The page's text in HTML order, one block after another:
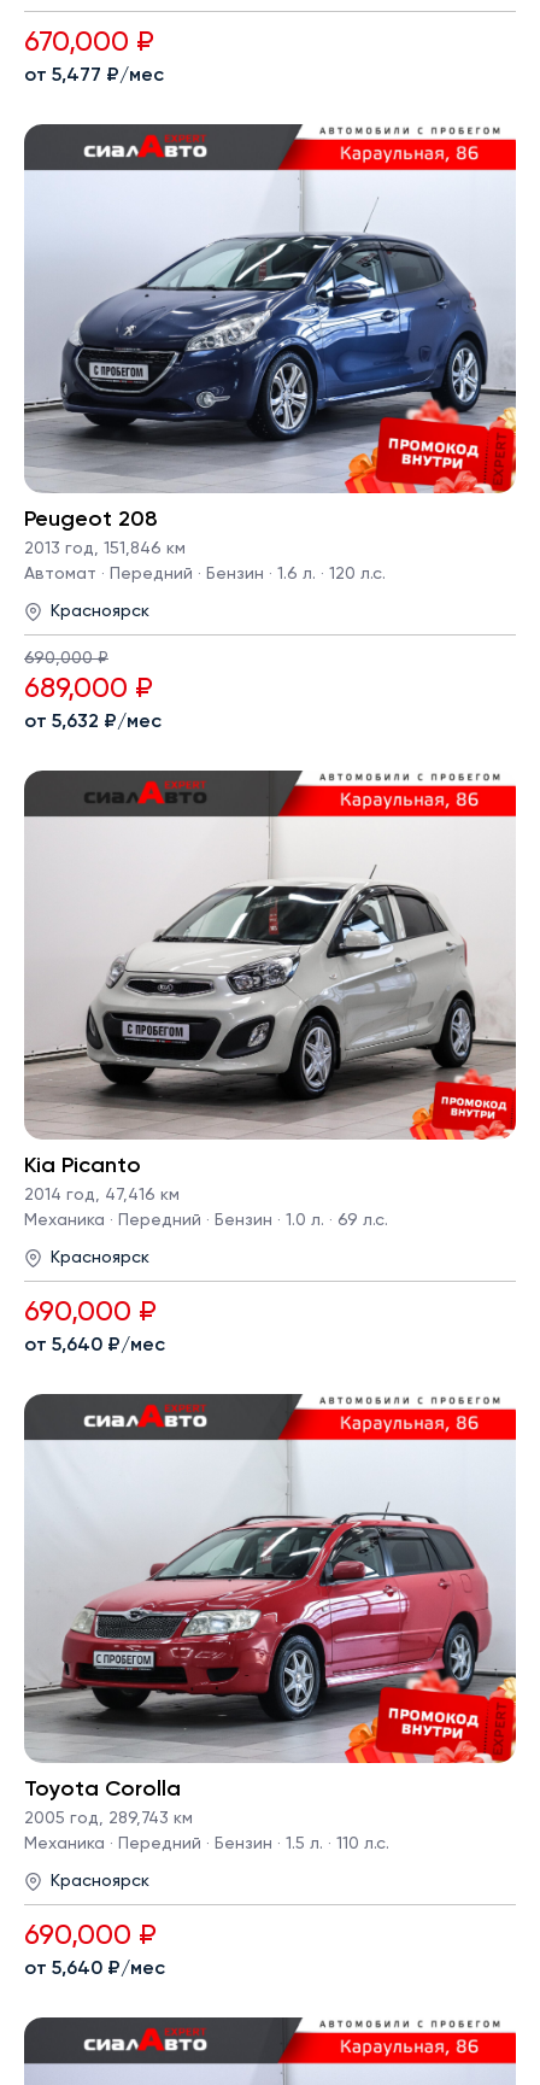
670,000 ₽
от 5,477 ₽/мес
Peugeot 208
2013 год, 151,846 км
Автомат · Передний · Бензин · 1.6 л. · 120 л.с.
Красноярск
690,000 ₽
689,000 ₽
от 5,632 ₽/мес
Kia Picanto
2014 год, 47,416 км
Механика · Передний · Бензин · 1.0 л. · 69 л.с.
Красноярск
690,000 ₽
от 5,640 ₽/мес
Toyota Corolla
2005 год, 289,743 км
Механика · Передний · Бензин · 1.5 л. · 110 л.с.
Красноярск
690,000 ₽
от 5,640 ₽/мес